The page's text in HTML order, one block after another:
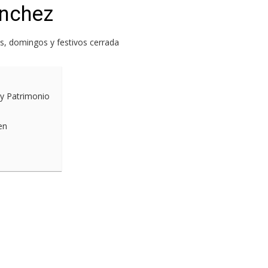
domingos y festivos cerrada
Patrimonio